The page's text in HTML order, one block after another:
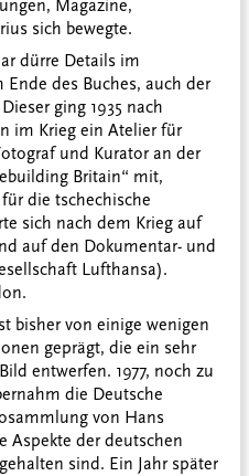
Magazine,
sich bewegte.
dürre Details im
des Buches, auch der
ging 1935 nach
im Krieg ein Atelier für
und Kurator an der
Britain“ mit,
die tschechische
sich nach dem Krieg auf
auf den Dokumentar- und
Lufthansa).
bisher von einige wenigen
geprägt, die ein sehr
entwerfen. 1977, noch zu
die Deutsche
von Hans
Aspekte der deutschen
sind. Ein Jahr später